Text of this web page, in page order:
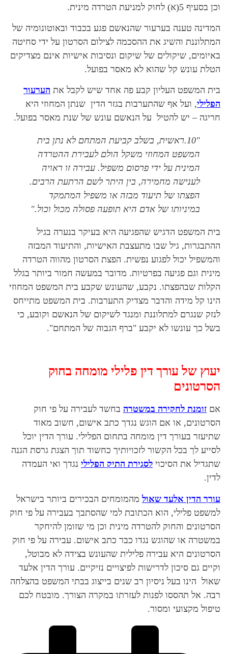
וכן בסעיף 5(א) לחוק למניעת הטרדה מינית.
המדינה טענה בערעור שהנאשם פגע בכבוד ובאוטונומיה של
המתלוננת והשיג את ההסכמה לצילום הסרטון על ידי סחיטה
באיומים, שיקולים של שיקום ונסיבות אישיות אינם מצדיקים
הטלת עונש קל שהוא לא מאסר בפועל.
בית המשפט העליון קבע פה אחד שיש לקבל את הערעור
הפלילי, ועל אף שהתערבות בגזר הדין שנתן המחוזי היא
חריגה – יש להטיל על הנאשם עונש של שנת מאסר בפועל.
"10.ראשית, בשלב קביעת המתחם לא נתן בית
המשפט המחוזי משקל הולם לעבירת ההטרדה
המינית על ידי פרסום משפיל. עבירה זו ראויה
לענישה מחמירה, בין היתר לשם הרתעת הרבים.
הפצתו של תיעוד מבזה או משפיל המתמקד
במיניותו של אדם היא תופעה פסולה מכול וכול.
"
בית המשפט הדגיש שהפגיעה היא בעיקר בנערה בגיל
ההתבגרות, גיל שבו מתעצבת האישיות, והתיעוד המבזה
והמשפיל יכול לפגוע נפשית. הפצת הסרטון מהווה הטרדה
מינית וגם פגיעה בפרטיות. מדובר במעשה חמור ביותר בגלל
הקלות שבהפצתו. נקבע, שהעונש שקבע בית המשפט המחוזי
הינו קל מידה והדבר מצדיק התערבות. בית המשפט מתייחס
לנזק שנגרם למתלוננת ומנגד לשיקום של הנאשם וקובע, כי
בשל כך עונשו לא יקבע "ברף הגבוה של המתחם".
יעוץ של עורך דין פלילי מומחה בחוק
הסרטונים
אם זומנת לחקירה במשטרה בחשד לעבירה על פי חוק
הסרטונים, או אם הוגש נגדך כתב אישום, חשוב מאוד
שתיעזר בעורך דין מומחה בתחום הפלילי. עורך הדין יוכל
לסייע לך בכל הקשור לזכויותיך כחשוד תוך הצגת גרסת הגנה
שתגדיל את הסיכוי לסגירת התיק הפלילי נגדך ואי העמדה
לדין.
עורך הדין אלעד שאולמהמומחים הבכירים ביותר בישראל
למשפט פלילי, הוא הכתובת למי שהסתבך בעבירה על פי חוק
הסרטונים והחוק להטרדה מינית וכן מי שזומן להיחקר
במשטרה או שהוגש נגדו כבר כתב אישום. עבירה על פי חוק
הסרטונים היא עבירה פלילית שהעונש בצידה לא מבוטל,
וקיים גם סיכון לדרישות לפיצויים נזיקיים. עורך הדין אלעד
שאול הינו בעל ניסיון רב שנים בייצוג בבתי המשפט בהצלחה
רבה. אל תהססו לפנות לעזרתו במקרה הצורך. מובטח לכם
טיפול מקצועי ומסור.